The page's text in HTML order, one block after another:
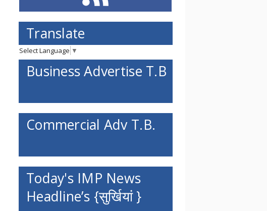
Translate
Select Language ▼
Business Advertise T.B
Commercial Adv T.B.
Today's IMP News
Headline’s {सुर्खियां }